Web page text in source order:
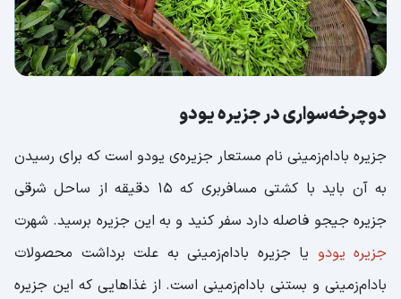
دوچرخه‌سواری در جزیره یودو
جزیره بادام‌زمینی نام مستعار جزیره‌ی یودو است که برای رسیدن
به آن باید با کشتی مسافربری که 15 دقیقه از ساحل شرقی
جزیره جیجو فاصله دارد سفر کنید و به این جزیره برسید. شهرت
جزیره یودو یا جزیره بادام‌زمینی به علت برداشت محصولات
بادام‌زمینی و بستنی بادام‌زمینی است. از غذاهایی که این جزیره